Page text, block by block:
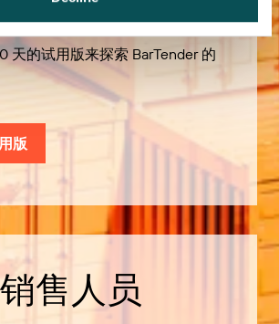
天的试用版来探索 BarTender 的
版
售人员